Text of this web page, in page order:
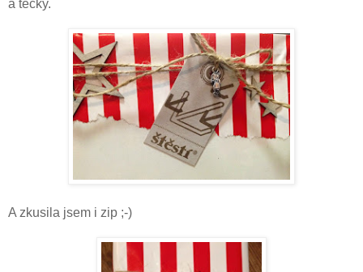
a tečky.
A zkusila jsem i zip ;-)